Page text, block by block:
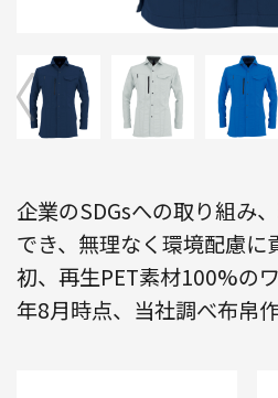
企業のSDGsへの取り組み
でき、無理なく環境配慮に
初、再生PET素材100%の
年8月時点、当社調べ布帛作